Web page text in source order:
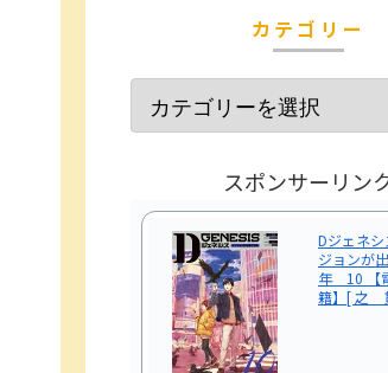
カテゴリー
スポンサーリン
Dジェネ
ジョンが
年 10 【
籍】[ 之